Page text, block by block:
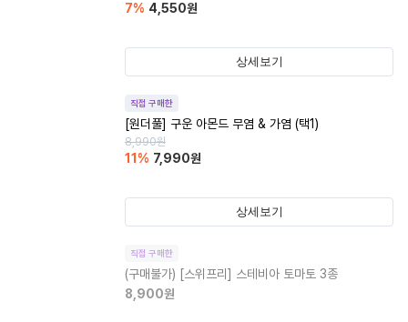
7% 4,550원
상세보기
직접 구매한
[원더풀] 구운 아몬드 무염 & 가염 (택1)
8,990원
11 % 7,990원
상세보기
직접 구매한
(구매불가) [스위프리] 스테비아 토마토 3종
8,900원